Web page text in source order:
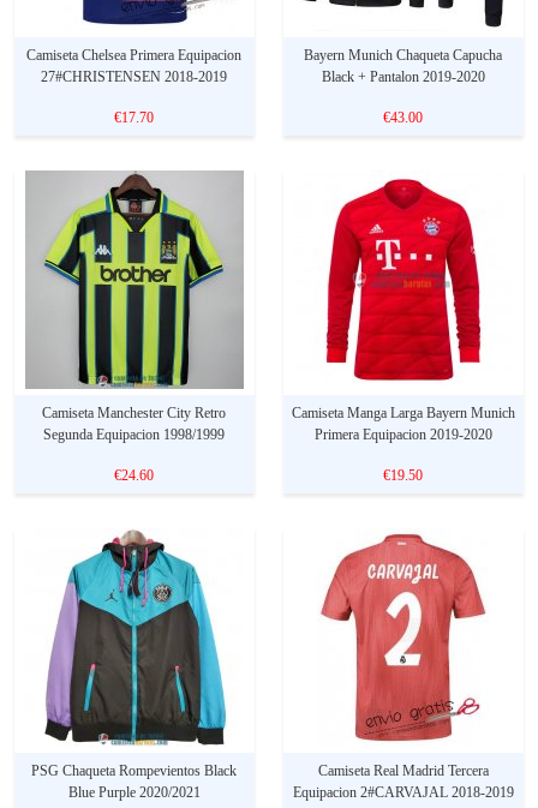
Camiseta Chelsea Primera Equipacion
27#CHRISTENSEN 2018-2019
€17.70
Bayern Munich Chaqueta Capucha
Black + Pantalon 2019-2020
€43.00
Camiseta Manchester City Retro
Segunda Equipacion 1998/1999
€24.60
Camiseta Manga Larga Bayern Munich
Primera Equipacion 2019-2020
€19.50
PSG Chaqueta Rompevientos Black
Blue Purple 2020/2021
Camiseta Real Madrid Tercera
Equipacion 2#CARVAJAL 2018-2019